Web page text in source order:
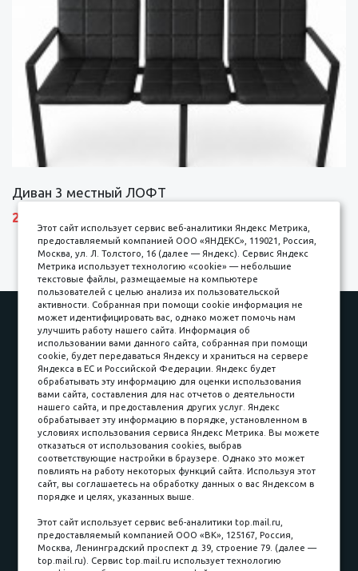
Диван 3 местный ЛОФТ
27600 р.
Наши работы
Оплата
Доставка и сборка
Гарантии
Карьера в компании
Контакты
Принимаем к оплате
Наличные
пл. Соляная, 6, стр. 16
8 (3822) 60-70-30
8 (3822) 50-39-09
Этот сайт использует сервис веб-аналитики Яндекс Метрика,
предоставляемый компанией ООО «ЯНДЕКС», 119021, Россия,
Москва, ул. Л. Толстого, 16 (далее — Яндекс). Сервис Яндекс
Метрика использует технологию «cookie» — небольшие
текстовые файлы, размещаемые на компьютере
пользователей с целью анализа их пользовательской
активности. Собранная при помощи cookie информация не
может идентифицировать вас, однако может помочь нам
улучшить работу нашего сайта. Информация об
использовании вами данного сайта, собранная при помощи
cookie, будет передаваться Яндексу и храниться на сервере
Яндекса в ЕС и Российской Федерации. Яндекс будет
обрабатывать эту информацию для оценки использования
вами сайта, составления для нас отчетов о деятельности
нашего сайта, и предоставления других услуг. Яндекс
обрабатывает эту информацию в порядке, установленном в
условиях использования сервиса Яндекс Метрика. Вы можете
отказаться от использования cookies, выбрав
соответствующие настройки в браузере. Однако это может
повлиять на работу некоторых функций сайта. Используя этот
сайт, вы соглашаетесь на обработку данных о вас Яндексом в
порядке и целях, указанных выше.
Этот сайт использует сервис веб-аналитики top.mail.ru,
предоставляемый компанией ООО «ВК», 125167, Россия,
Москва, Ленинградский проспект д. 39, строение 79. (далее —
top.mail.ru). Сервис top.mail.ru использует технологию